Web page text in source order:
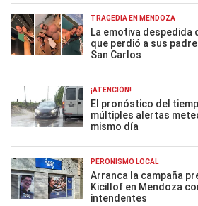
TRAGEDIA EN MENDOZA
La emotiva despedida
que perdió a sus
San Carlos
¡ATENCIÓN!
El pronóstico del
múltiples alertas
mismo día
PERONISMO LOCAL
Arranca la campaña
Kicillof en Mendoza
intendentes